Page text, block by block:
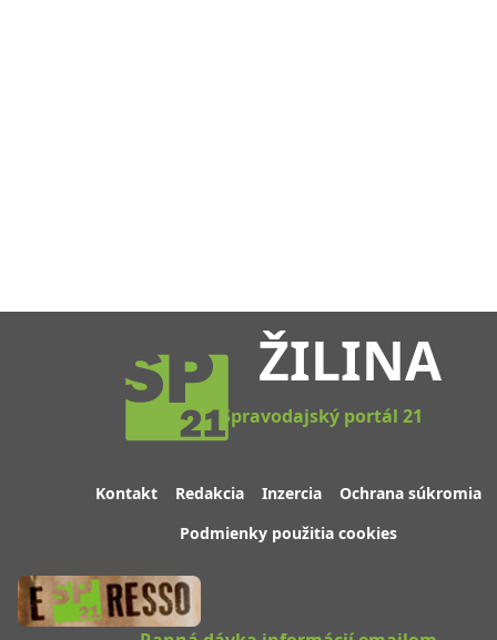
ŽILINA
Spravodajský portál 21
Kontakt Redakcia Inzercia
Ochrana súkromia
Podmienky použitia cookies